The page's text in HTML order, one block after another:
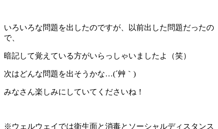
いろいろな問題を出したのですが、以前出した問題だったの
で、
暗記して覚えている方がいらっしゃいましたよ（笑）
次はどんな問題を出そうかな…(´艸｀)
みなさん楽しみにしていてくださいね！
※ウェルウェイでは衛生面と消毒とソーシャルディスタンス